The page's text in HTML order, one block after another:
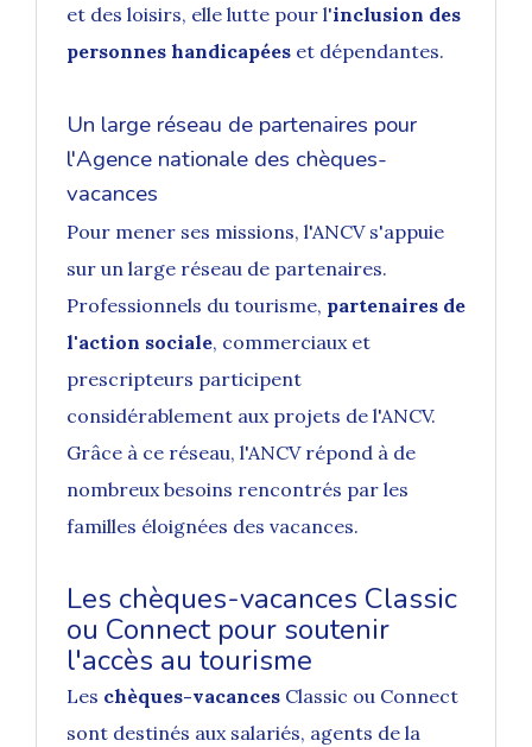
et des loisirs, elle lutte pour l'inclusion des
personnes handicapées et dépendantes.
Un large réseau de partenaires pour
l'Agence nationale des chèques-
vacances
Pour mener ses missions, l'ANCV s'appuie
sur un large réseau de partenaires.
Professionnels du tourisme, partenaires de
l'action sociale, commerciaux et
prescripteurs participent
considérablement aux projets de l'ANCV.
Grâce à ce réseau, l'ANCV répond à de
nombreux besoins rencontrés par les
familles éloignées des vacances.
Les chèques-vacances Classic
ou Connect pour soutenir
l'accès au tourisme
Les chèques-vacances Classic ou Connect
sont destinés aux salariés, agents de la